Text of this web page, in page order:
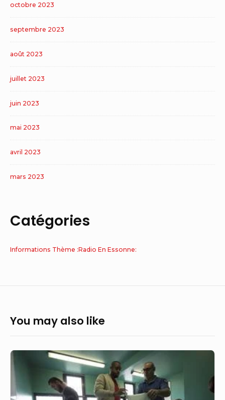
octobre 2023
septembre 2023
août 2023
juillet 2023
juin 2023
mai 2023
avril 2023
mars 2023
Catégories
Informations Thème :Radio En Essonne:
You may also like
Essonne
un